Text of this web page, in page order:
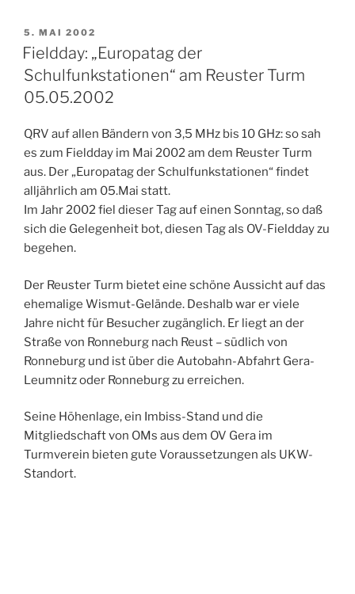
VERÖFFENTLICHT
AM
5. MAI 2002
Fieldday: „Europatag der
Schulfunkstationen“ am Reuster Turm
05.05.2002
QRV auf allen Bändern von 3,5 MHz bis 10 GHz: so sah
es zum Fieldday im Mai 2002 am dem Reuster Turm
aus. Der „Europatag der Schulfunkstationen“ findet
alljährlich am 05.Mai statt.
Im Jahr 2002 fiel dieser Tag auf einen Sonntag, so daß
sich die Gelegenheit bot, diesen Tag als OV-Fieldday zu
begehen.
Der Reuster Turm bietet eine schöne Aussicht auf das
ehemalige Wismut-Gelände. Deshalb war er viele
Jahre nicht für Besucher zugänglich. Er liegt an der
Straße von Ronneburg nach Reust – südlich von
Ronneburg und ist über die Autobahn-Abfahrt Gera-
Leumnitz oder Ronneburg zu erreichen.
Seine Höhenlage, ein Imbiss-Stand und die
Mitgliedschaft von OMs aus dem OV Gera im
Turmverein bieten gute Voraussetzungen als UKW-
Standort.